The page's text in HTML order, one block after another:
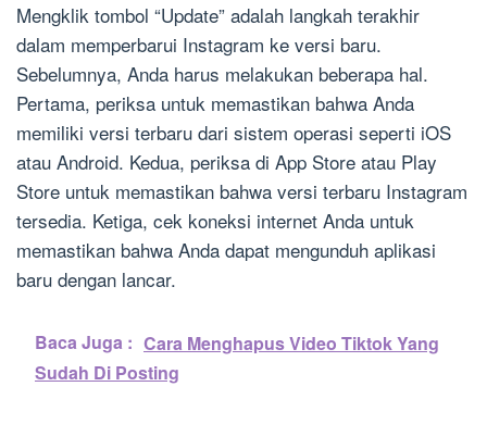
Mengklik tombol “Update” adalah langkah terakhir
dalam memperbarui Instagram ke versi baru.
Sebelumnya, Anda harus melakukan beberapa hal.
Pertama, periksa untuk memastikan bahwa Anda
memiliki versi terbaru dari sistem operasi seperti iOS
atau Android. Kedua, periksa di App Store atau Play
Store untuk memastikan bahwa versi terbaru Instagram
tersedia. Ketiga, cek koneksi internet Anda untuk
memastikan bahwa Anda dapat mengunduh aplikasi
baru dengan lancar.
Baca Juga : Cara Menghapus Video Tiktok Yang
Sudah Di Posting